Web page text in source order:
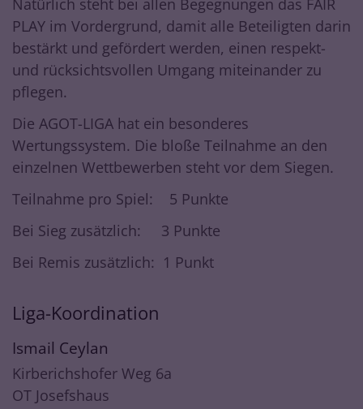
Natürlich steht bei allen Begegnungen das FAIR
PLAY im Vordergrund, damit alle Beteiligten darin
bestärkt und gefördert werden, einen respekt-
und rücksichtsvollen Umgang miteinander zu
pflegen.
Die AGOT-LIGA hat ein besonderes
Wertungssystem. Die bloße Teilnahme an den
einzelnen Wettbewerben steht vor dem Siegen.
Teilnahme pro Spiel: 5 Punkte
Bei Sieg zusätzlich: 3 Punkte
Bei Remis zusätzlich: 1 Punkt
Liga-Koordination
Ismail Ceylan
Kirberichshofer Weg 6a
OT Josefshaus